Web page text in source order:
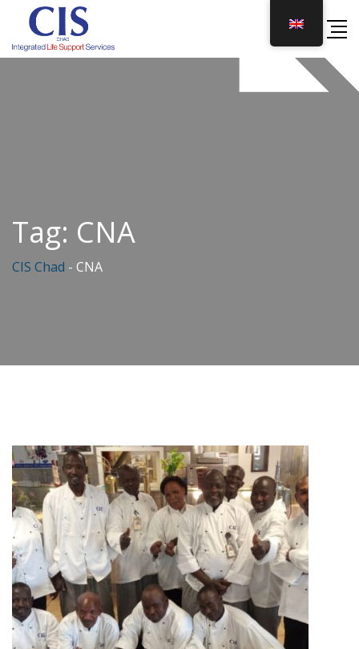
content
Tag: CNA
CIS Chad - CNA